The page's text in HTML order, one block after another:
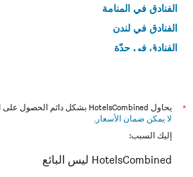
الفنادق في المنامة
الفنادق في لندن
الفنادق في جدّة
*
يحاول HotelsCombined بشكل دائم الحصول على الأسعار الدقيقة، ولكن
لا يمكن ضمان الأسعار .
إليك السبب:
HotelsCombined ليس البائع